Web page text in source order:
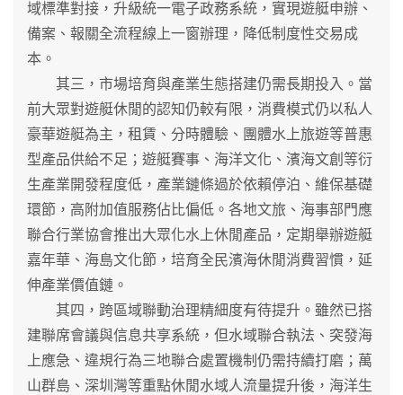
域標準對接，升級統一電子政務系統，實現遊艇申辦、
備案、報關全流程線上一窗辦理，降低制度性交易成
本。
其三，市場培育與產業生態搭建仍需長期投入。當
前大眾對遊艇休閒的認知仍較有限，消費模式仍以私人
豪華遊艇為主，租賃、分時體驗、團體水上旅遊等普惠
型產品供給不足；遊艇賽事、海洋文化、濱海文創等衍
生產業開發程度低，產業鏈條過於依賴停泊、維保基礎
環節，高附加值服務佔比偏低。各地文旅、海事部門應
聯合行業協會推出大眾化水上休閒產品，定期舉辦遊艇
嘉年華、海島文化節，培育全民濱海休閒消費習慣，延
伸產業價值鏈。
其四，跨區域聯動治理精細度有待提升。雖然已搭
建聯席會議與信息共享系統，但水域聯合執法、突發海
上應急、違規行為三地聯合處置機制仍需持續打磨；萬
山群島、深圳灣等重點休閒水域人流量提升後，海洋生